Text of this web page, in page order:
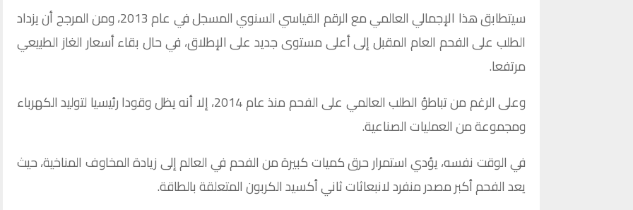
سيتطابق هذا الإجمالي العالمي مع الرقم القياسي السنوي المسجل في عام 2013، ومن المرجح أن يزداد
الطلب على الفحم العام المقبل إلى أعلى مستوى جديد على الإطلاق، في حال بقاء أسعار الغاز الطبيعي
مرتفعا.
وعلى الرغم من تباطؤ الطلب العالمي على الفحم منذ عام 2014، إلا أنه يظل وقودا رئيسيا لتوليد الكهرباء
ومجموعة من العمليات الصناعية.
في الوقت نفسه، يؤدي استمرار حرق كميات كبيرة من الفحم في العالم إلى زيادة المخاوف المناخية، حيث
يعد الفحم أكبر مصدر منفرد لانبعاثات ثاني أكسيد الكربون المتعلقة بالطاقة.